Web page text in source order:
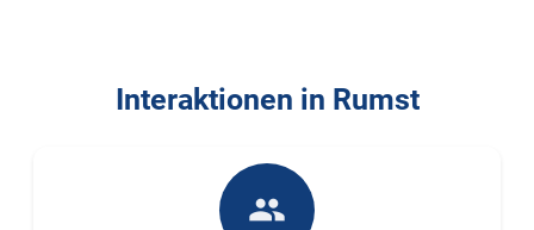
Interaktionen in Rumst
people